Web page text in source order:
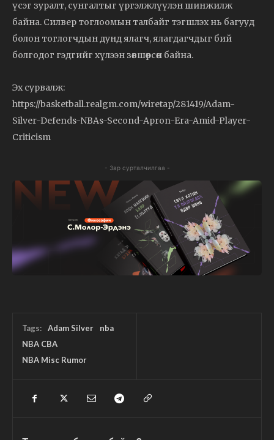
үсэг зуралт, сунгалтыг үргэлжлүүлэн шинжилж
байна. Силвер тоглоомын талбайг тэгшлэх нь багууд
болон тоглогчдын дунд ялагч, ялагдагчдыг бий
болгодог гэдгийг хүлээн зөвшөөрсөн байна.
Эх сурвалж:
https://basketball.realgm.com/wiretap/281419/Adam-
Silver-Defends-NBAs-Second-Apron-Era-Amid-Player-
Criticism
- Зар сурталчилгаа -
Tags: Adam Silver
nba
NBA CBA
NBA Misc Rumor